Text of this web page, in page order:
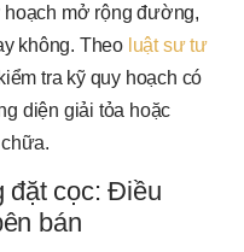
hoạch mở rộng đường,
không. Theo luật sư tư
tra kỹ quy hoạch có
diện giải tỏa hoặc
đặt cọc: Điều
bán